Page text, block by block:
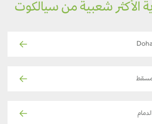
الأكثر شعبية من سيالكوت